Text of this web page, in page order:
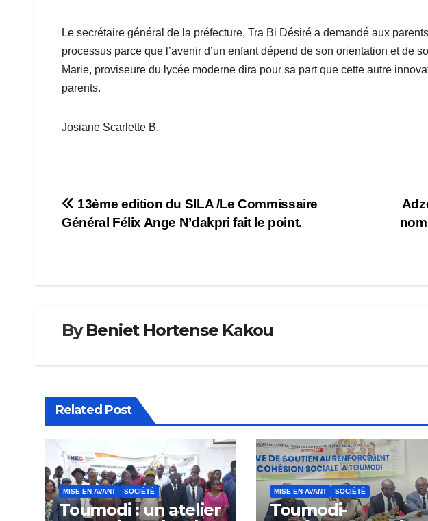
Le secrétaire général de la préfecture, Tra Bi Désiré a demandé aux
processus parce que l’avenir d’un enfant dépend de son orientation et de
Marie, proviseure du lycée moderne dira pour sa part que cette autre
parents.
Josiane Scarlette B.
Navigation
13ème edition du SILA /Le Commissaire
Général Félix Ange N’dakpri fait le point.
ByBeniet Hortense Kakou
Related Post
MISE EN AVANT SOCIÉTÉ
Toumodi : un atelier
MISE EN AVANT SOCIÉTÉ
Toumodi-